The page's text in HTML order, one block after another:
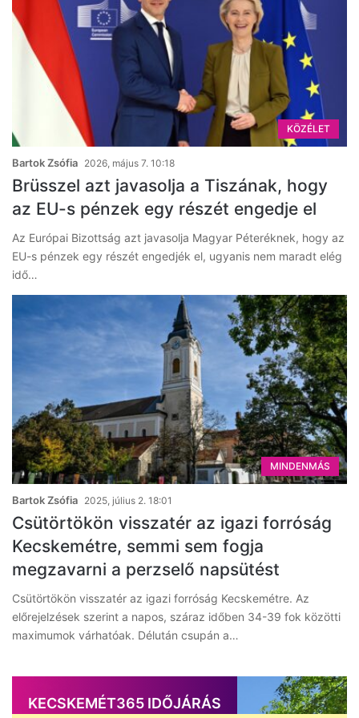
KÖZÉLET
Bartok Zsófia 2026, május 7. 10:18
Brüsszel azt javasolja a Tiszának, hogy
az EU-s pénzek egy részét engedje el
Az Európai Bizottság azt javasolja Magyar Péteréknek, hogy az
EU-s pénzek egy részét engedjék el, ugyanis nem maradt elég
idő…
MINDENMÁS
Bartok Zsófia 2025, július 2. 18:01
Csütörtökön visszatér az igazi forróság
Kecskemétre, semmi sem fogja
megzavarni a perzselő napsütést
Csütörtökön visszatér az igazi forróság Kecskemétre. Az
előrejelzések szerint a napos, száraz időben 34-39 fok közötti
maximumok várhatóak. Délután csupán a…
KECSKEMÉT365 IDŐJÁRÁS